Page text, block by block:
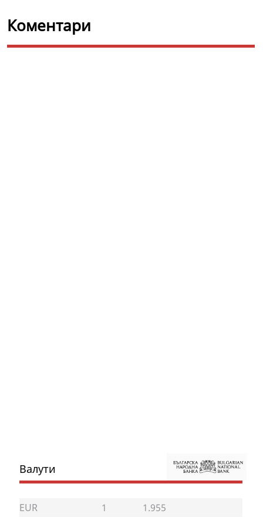
Коментари
Валути
EUR 1
1.955